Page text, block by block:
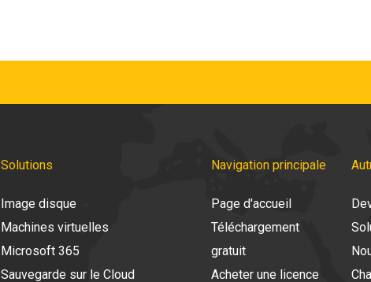
Solutions
Image disque
Machines virtuelles
Microsoft 365
Sauvegarde sur le Cloud
Navigation principale
Page d'accueil
Téléchargement
gratuit
Acheter une licence